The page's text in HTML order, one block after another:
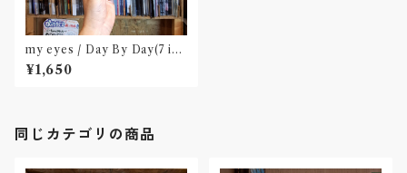
my eyes / Day By Day(7 inc
h インタビュージン付属)
¥1,650
同じカテゴリの商品